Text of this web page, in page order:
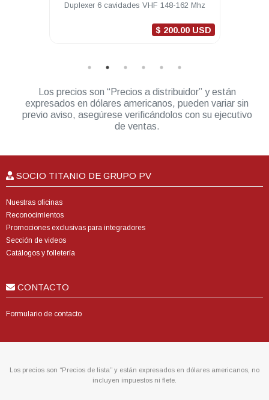
Duplexer 6 cavidades VHF 148-162 Mhz
$ 200.00 USD
Los precios son “Precios a distribuidor” y están
expresados en dólares americanos, pueden variar sin
previo aviso, asegúrese verificándolos con su ejecutivo
de ventas.
SOCIO TITANIO DE GRUPO PV
Nuestras oficinas
Reconocimientos
Promociones exclusivas para integradores
Sección de videos
Catálogos y folletería
CONTACTO
Formulario de contacto
Los precios son “Precios de lista” y están expresados en dólares americanos, no
incluyen impuestos ni flete.